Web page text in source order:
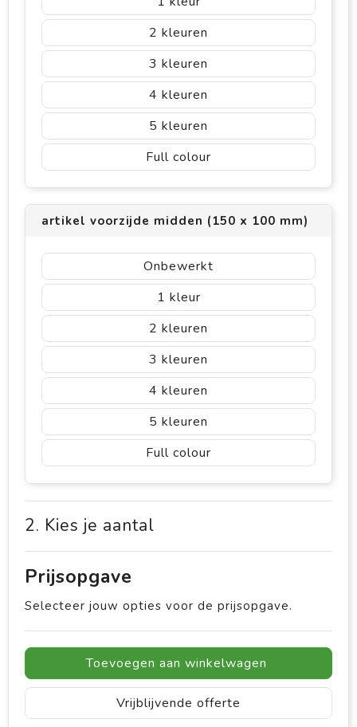
2
3
4
5
Full colour
artikel voorzijde midden (150 x 100 mm)
Onbewerkt
1
2
3
4
5
Full colour
2. Kies je aantal
Prijsopgave
Selecteer jouw opties voor de prijsopgave.
Toevoegen aan winkelwagen
Vrijblijvende offerte